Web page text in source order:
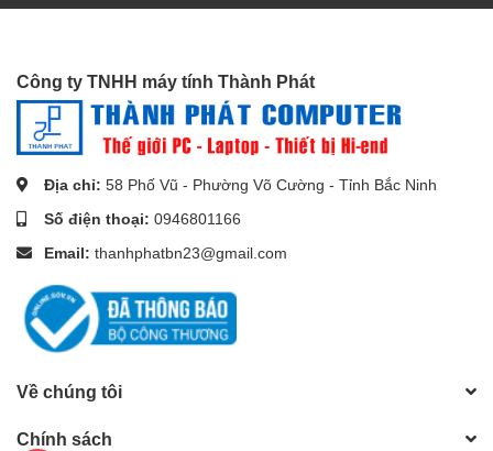
Bộ khuếch đại HDMI 70m qua cáp mạng Ugreen 20519 là thiết bị
truyền tải tín hiệu HD với chiều dài lên đến 50m thông qua sợi
Công ty TNHH máy tính Thành Phát
Địa chỉ: 58 Phố Vũ - Phường Võ Cường - Tỉnh Bắc Ninh
Số điện thoại: 0946801166
Email: thanhphatbn23@gmail.com
Về chúng tôi
Chính sách